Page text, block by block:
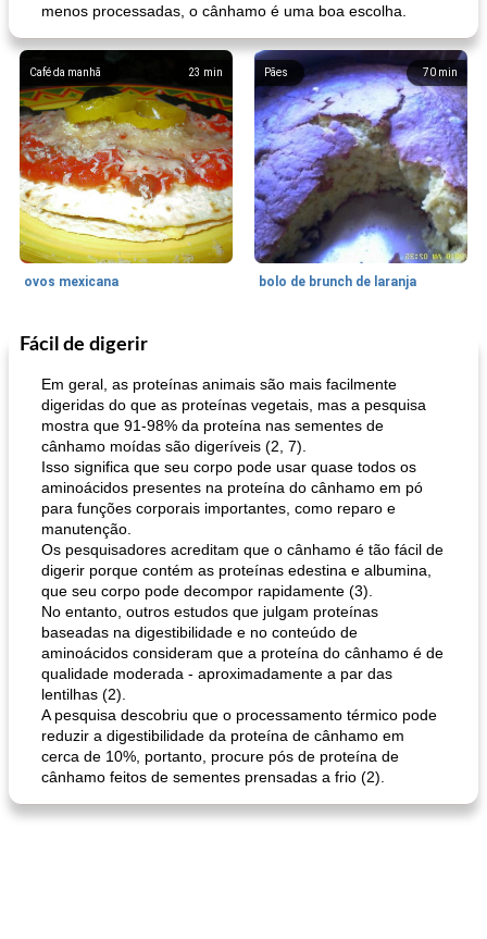
menos processadas, o cânhamo é uma boa escolha.
23 min
Café da manhã
ovos mexicana
70 min
Pães
bolo de brunch de laranja
Pães De Fermento
pão plano (out)
Fácil de digerir
Em geral, as proteínas animais são mais facilmente
digeridas do que as proteínas vegetais, mas a pesquisa
mostra que 91-98% da proteína nas sementes de
cânhamo moídas são digeríveis (2, 7).
Isso significa que seu corpo pode usar quase todos os
aminoácidos presentes na proteína do cânhamo em pó
para funções corporais importantes, como reparo e
manutenção.
Os pesquisadores acreditam que o cânhamo é tão fácil de
digerir porque contém as proteínas edestina e albumina,
que seu corpo pode decompor rapidamente (3).
No entanto, outros estudos que julgam proteínas
baseadas na digestibilidade e no conteúdo de
aminoácidos consideram que a proteína do cânhamo é de
qualidade moderada - aproximadamente a par das
lentilhas (2).
A pesquisa descobriu que o processamento térmico pode
reduzir a digestibilidade da proteína de cânhamo em
cerca de 10%, portanto, procure pós de proteína de
cânhamo feitos de sementes prensadas a frio (2).